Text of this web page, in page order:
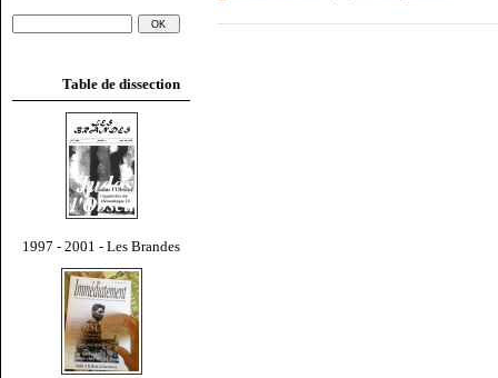
Table de dissection
1997 - 2001 - Les Brandes